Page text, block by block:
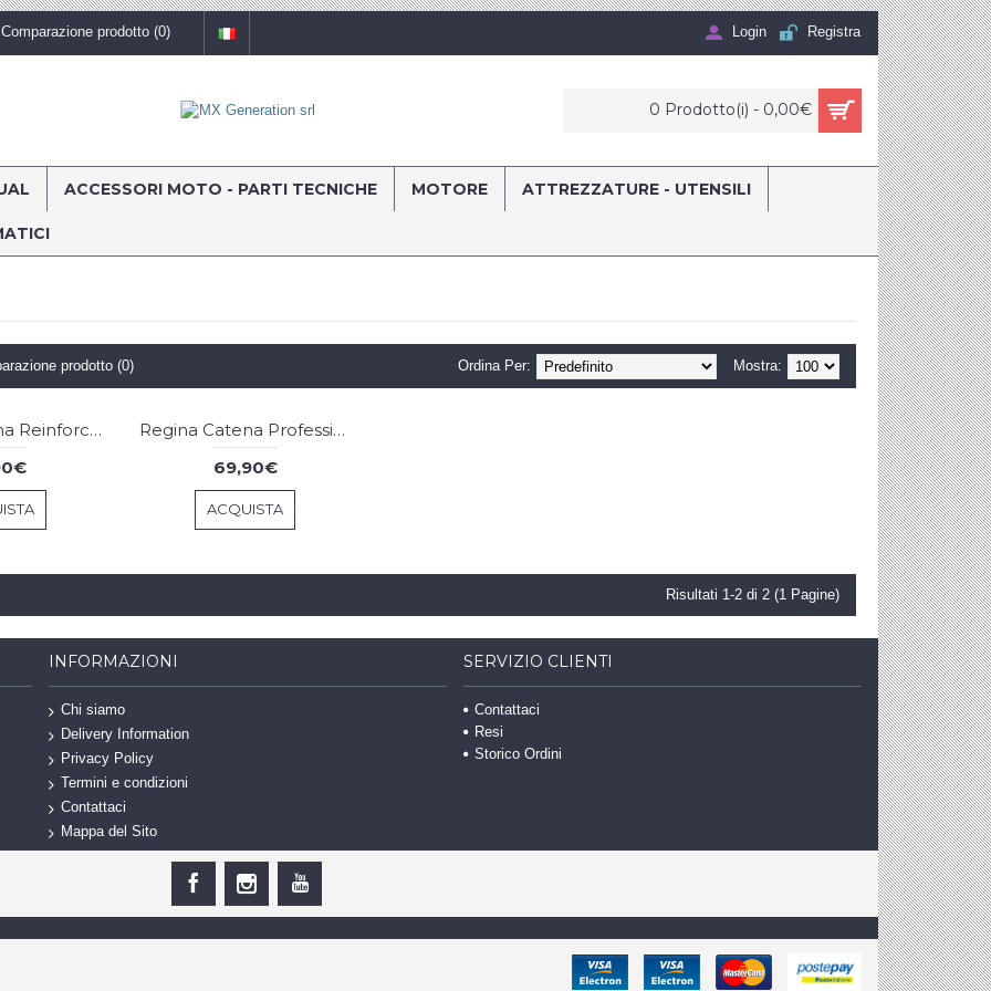
Comparazione prodotto (0) Login Registra
0 Prodotto(i) - 0,00€
ACCESSORI MOTO - PARTI TECNICHE MOTORE ATTREZZATURE - UTENSILI
prodotto (0) Mostra:
Ordina Per:
Regina Catena Reinforced 135 RH Gold
Regina Catena Professional 135 RX3 Gold
69,90€
ACQUISTA
Risultati 1-2 di 2 (1 Pagine)
INFORMAZIONI
Chi siamo
Delivery Information
Privacy Policy
Termini e condizioni
Contattaci
Mappa del Sito
SERVIZIO CLIENTI
Contattaci
Resi
Storico Ordini